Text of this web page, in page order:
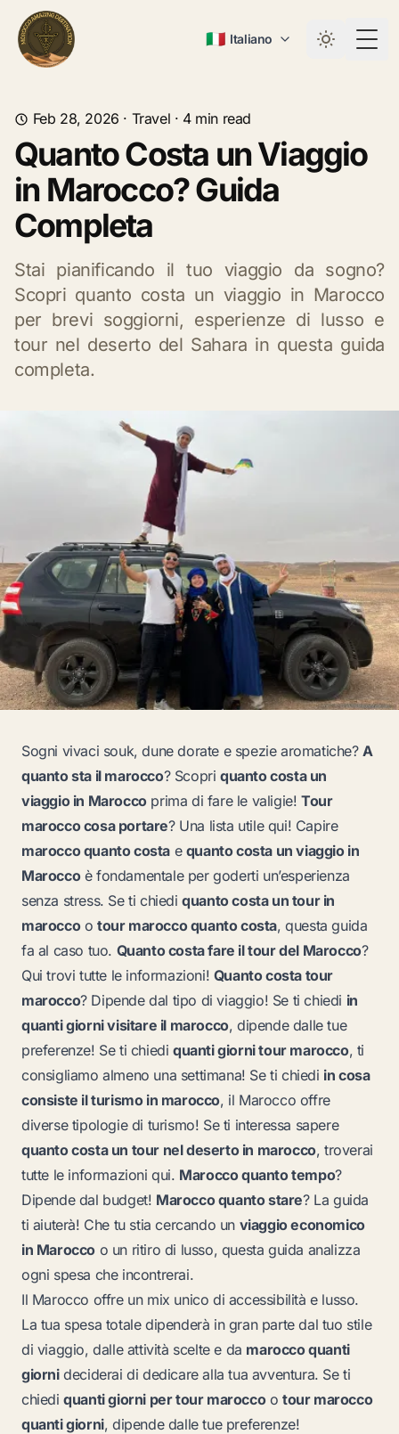
🇮🇹 Italiano
Feb 28, 2026 · Travel · 4min read
Quanto Costa un Viaggio
in Marocco? Guida
Completa
Stai pianificando il tuo viaggio da sogno?
Scopri quanto costa un viaggio in Marocco
per brevi soggiorni, esperienze di lusso e
tour nel deserto del Sahara in questa guida
completa.
Sogni vivaci souk, dune dorate e spezie aromatiche?A
quanto sta il marocco? Scopriquanto costa un
viaggio in Maroccoprima di fare le valigie!Tour
marocco cosa portare? Una lista utile qui! Capire
marocco quanto costa e quanto costa un viaggio in
Maroccoè fondamentale per goderti un’esperienza
senza stress. Se ti chiediquanto costa un tour in
maroccootour marocco quanto costa, questa guida
fa al caso tuo. Quanto costa fare il tour del Marocco?
Qui trovi tutte le informazioni! Quanto costa tour
marocco? Dipende dal tipo di viaggio! Se ti chiedi in
quanti giorni visitare il marocco, dipende dalle tue
preferenze! Se ti chiediquanti giorni tour marocco, ti
consigliamo almeno una settimana! Se ti chiedi in cosa
consiste il turismo in marocco, il Marocco offre
diverse tipologie di turismo! Se ti interessa sapere
quanto costa un tour nel deserto in marocco, troverai
tutte le informazioni qui. Marocco quanto tempo?
Dipende dal budget! Marocco quanto stare? La guida
ti aiuterà! Che tu stia cercando un viaggio economico
in Marocco o un ritiro di lusso, questa guida analizza
ogni spesa che incontrerai.
Il Marocco offre un mix unico di accessibilità e lusso.
La tua spesa totale dipenderà in gran parte dal tuo stile
di viaggio, dalle attività scelte e da marocco quanti
giornideciderai di dedicare alla tua avventura. Se ti
chiediquanti giorni per tour maroccootour marocco
quanti giorni, dipende dalle tue preferenze!